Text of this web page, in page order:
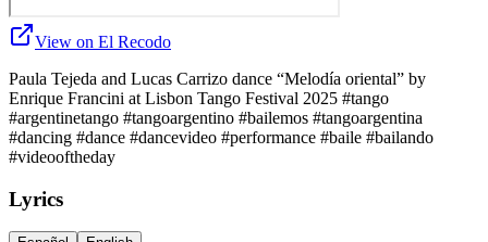
View on El Recodo
Paula Tejeda and Lucas Carrizo dance “Melodía oriental” by
Enrique Francini at Lisbon Tango Festival 2025 #tango
#argentinetango #tangoargentino #bailemos #tangoargentina
#dancing #dance #dancevideo #performance #baile #bailando
#videooftheday
Lyrics